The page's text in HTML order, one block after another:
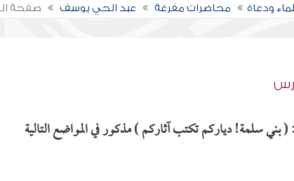
ودعاة محاضرات مفرغة عبد الحي يوسف صفحة
سلمة! دياركم تكتب آثاركم ) مذكور في المواضع التالية